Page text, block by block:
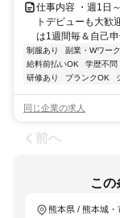
仕事内容 ・週1日
トデビューも大歓
は1週間毎＆自己
制服あり 副業・Wワー
給料前払いOK
学歴不問
研修あり
ブランクOK
同じ企業の求人
前へ
この
熊本県 / 熊本城・